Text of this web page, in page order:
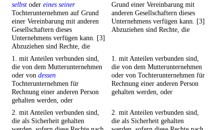
selbst oder eines seiner
Tochterunternehmen auf Grund
einer Vereinbarung mit anderen
Gesellschaftern dieses
Unternehmens verfügen kann. [3]
Abzuziehen sind Rechte, die
Grund einer Vereinbarung mit
anderen Gesellschaftern dieses
Unternehmens verfügen kann. [3]
Abzuziehen sind Rechte, die
1. mit Anteilen verbunden sind,
die von dem Mutterunternehmen
oder von dessen
Tochterunternehmen für
Rechnung einer anderen Person
gehalten werden, oder
1. mit Anteilen verbunden sind,
die von dem Mutterunternehmen
oder von Tochterunternehmen für
Rechnung einer anderen Person
gehalten werden, oder
2. mit Anteilen verbunden sind,
die als Sicherheit gehalten
2. mit Anteilen verbunden sind,
die als Sicherheit gehalten